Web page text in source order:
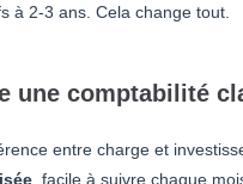
à 2-3 ans. Cela change tout.
une comptabilité
entre charge et
, facile à suivre chaque